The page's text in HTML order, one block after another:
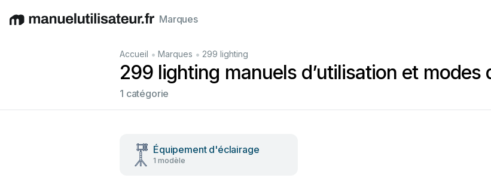
EnglishDeutschEspañolItalianoFrançais
Marques
Accueil • Marques • 299 lighting
299 lighting manuels d’utilisation et modes
1 catégorie
Équipement d'éclairage
1 modèle